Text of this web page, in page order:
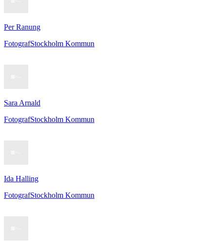
Per Ranung
FotografStockholm Kommun
Sara Arnald
FotografStockholm Kommun
Ida Halling
FotografStockholm Kommun